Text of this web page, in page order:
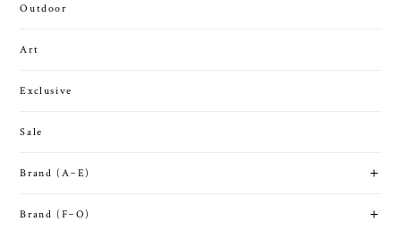
Outdoor
Art
Exclusive
Sale
Brand (A~E)
Brand (F~O)